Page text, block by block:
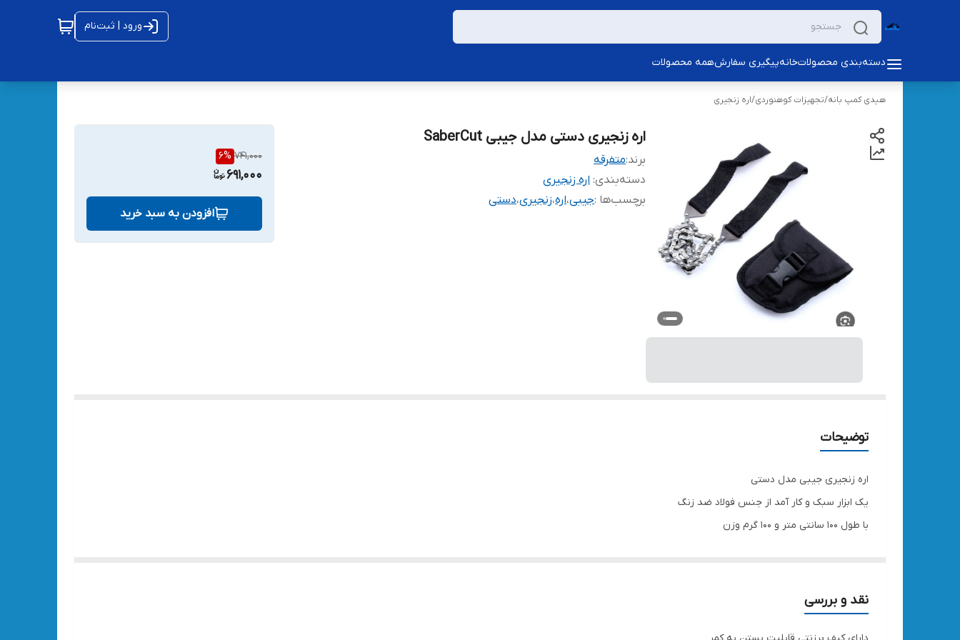
ورود | ثبت‌نام
دسته‌بندی محصولاتخانهپیگیری سفارشهمه محصولات
هیدی کمپ بانه/تجهیزات کوهنوردی/اره زنجیری
اره زنجیری دستی مدل جیبی SaberCut
برند:متفرقه
دسته‌بندی: اره زنجیری
برچسب‌ها :جیبی،اره،زنجیری،دستی
741,000
6%
691,000
افزودن به سبد خرید
توضیحات
اره زنجیری جیبی مدل دستی
یک ابزار سبک و کار آمد از جنس فولاد ضد زنگ
با طول ۱۰۰ سانتی متر و ۱۰۰ گرم وزن
دستک مچی برزنتی مقاوم
نقد و بررسی